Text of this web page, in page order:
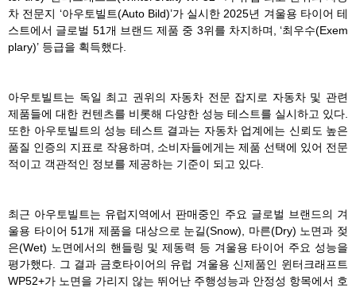
차 전문지 ‘아우토빌트(Auto Bild)’가 실시한 2025년 겨울용 타이어 테
스트에서 글로벌 51개 브랜드 제품 중 3위를 차지하며, ‘최우수(Exem
plary)’ 등급을 획득했다.
아우토빌트는 독일 최고 권위의 자동차 전문 잡지로 자동차 및 관련
제품들에 대한 컨텐츠를 비롯해 다양한 성능 테스트를 실시하고 있다.
또한 아우토빌트의 성능 테스트 결과는 자동차 업계에는 신뢰도 높은
품질 인증의 지표로 작용하며, 소비자들에게는 제품 선택에 있어 전문
적이고 객관적인 정보를 제공하는 기준이 되고 있다.
최근 아우토빌트는 유럽지역에서 판매중인 주요 글로벌 브랜드의 겨
울용 타이어 51개 제품을 대상으로 눈길(Snow), 마른(Dry) 노면과 젖
은(Wet) 노면에서의 핸들링 및 제동력 등 겨울용 타이어 주요 성능을
평가했다. 그 결과 금호타이어의 유럽 겨울용 신제품인 윈터크래프트
WP52+가 노면을 가리지 않는 뛰어난 주행성능과 안정성 항목에서 호